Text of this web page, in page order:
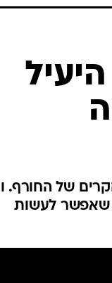
רפואה
כל
כתבו לנו
של החורף.
שאפשר לעשות